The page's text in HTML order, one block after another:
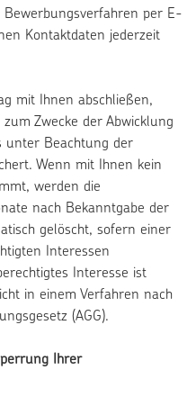
per E-
Kontaktdaten jederzeit
mit Ihnen abschließen,
Zwecke der Abwicklung
unter Beachtung der
Wenn mit Ihnen kein
werden die
nach Bekanntgabe der
gelöscht, sofern einer
Interessen
Interesse ist
in einem Verfahren nach
(AGG).
Ihrer